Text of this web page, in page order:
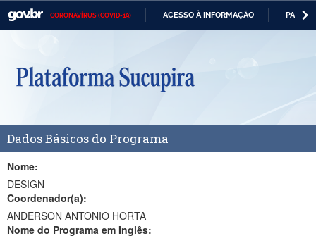
CORONAVÍRUS (COVID-19) ACESSO À INFORMAÇÃO
Casa Civil
Ministério da Defesa
Ministério da Economia
Ministério da Infraestrutura
Ministério da Educação
Dados Básicos do Programa
Nome:
DESIGN
Coordenador(a):
ANDERSON ANTONIO HORTA
Nome do Programa em Inglês: